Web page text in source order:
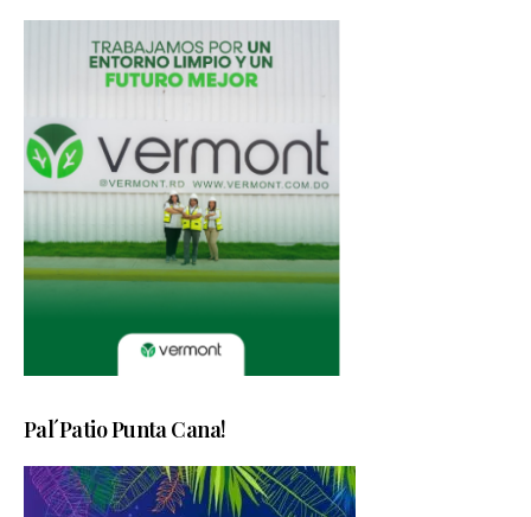
Pal´Patio Punta Cana!